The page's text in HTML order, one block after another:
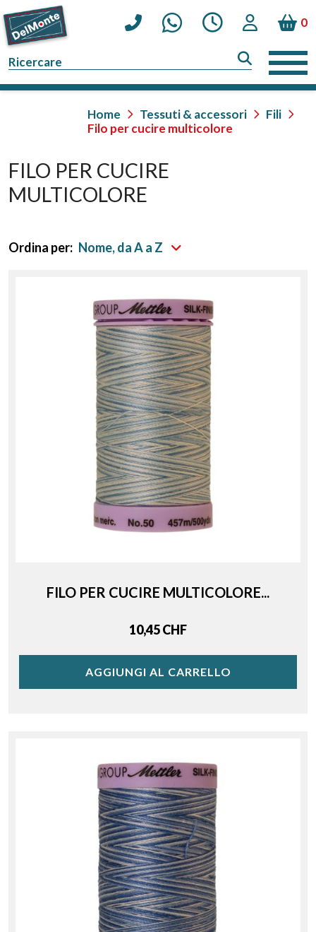
0
Home Tessuti & accessori
Fili
Filo per cucire multicolore
FILO PER CUCIRE
MULTICOLORE
Ordina per: Nome, da A a Z
FILO PER CUCIRE MULTICOLORE...
Price
10,45 CHF
AGGIUNGI AL CARRELLO